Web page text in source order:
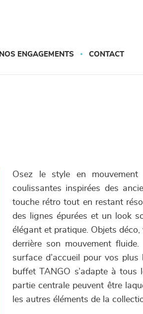
NOS ENGAGEMENTS CONTACT
Osez le style en
coulissantes inspirées des
touche rétro tout en restant
des lignes épurées et un look
élégant et pratique. Objets
derrière son mouvement
surface d’accueil pour vos
buffet TANGO s’adapte à
partie centrale peuvent être
les autres éléments de la